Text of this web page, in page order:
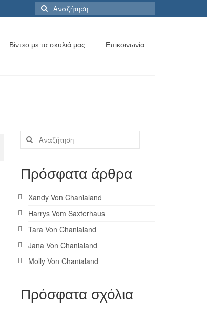
Αναζήτηση
για:
Βίντεο με τα σκυλιά μας Επικοινωνία
Αναζήτηση
για:
Πρόσφατα άρθρα
Xandy Von Chanialand
Harrys Vom Saxterhaus
Tara Von Chanialand
Jana Von Chanialand
Molly Von Chanialand
Πρόσφατα σχόλια